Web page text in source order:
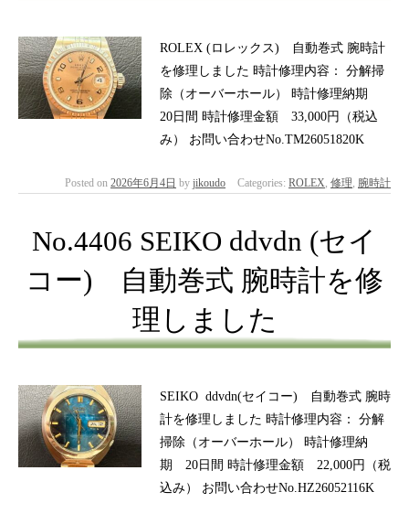
ROLEX (ロレックス) 自動巻式 腕時計
を修理しました 時計修理内容： 分解掃
除（オーバーホール） 時計修理納期
20日間 時計修理金額 33,000円（税込
み） お問い合わせNo.TM26051820K
Posted on 2026年6月4日 by jikoudo Categories: ROLEX, 修理, 腕時計
No.4406 SEIKO ddvdn (セイ
コー) 自動巻式 腕時計を修
理しました
SEIKO ddvdn(セイコー) 自動巻式 腕時
計を修理しました 時計修理内容： 分解
掃除（オーバーホール） 時計修理納
期 20日間 時計修理金額 22,000円（税
込み） お問い合わせNo.HZ26052116K